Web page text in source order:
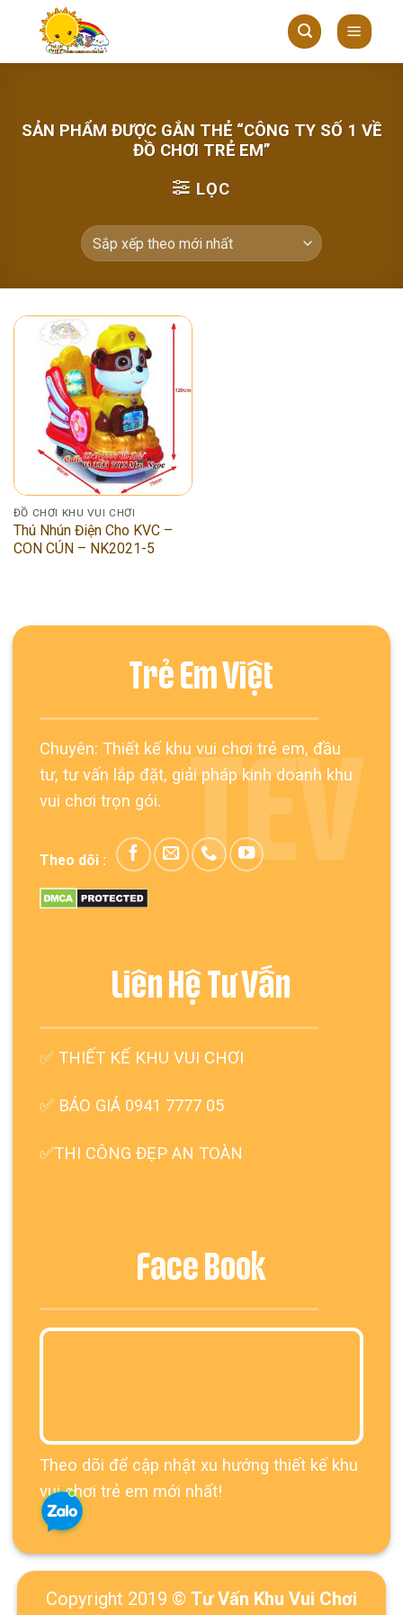
content
SẢN PHẨM ĐƯỢC GẮN THẺ “CÔNG TY SỐ 1 VỀ
ĐỒ CHƠI TRẺ EM”
LỌC
ĐỒ CHƠI KHU VUI CHƠI
Thú Nhún Điện Cho KVC –
CON CÚN – NK2021-5
Trẻ Em Việt
Chuyên: Thiết kế khu vui chơi trẻ em, đầu
tư, tư vấn lắp đặt, giải pháp kinh doanh khu
vui chơi trọn gói.
Theo dõi : TEV
Liên Hệ Tư Vấn
✅THIẾT KẾ KHU VUI CHƠI
✅ BÁO GIÁ 0941 7777 05
✅THI CÔNG ĐẸP AN TOÀN
Face Book
Theo dõi để cập nhật xu hướng thiết kế khu
vui chơi trẻ em mới nhất!
Copyright 2019 © Tư Vấn Khu Vui Chơi